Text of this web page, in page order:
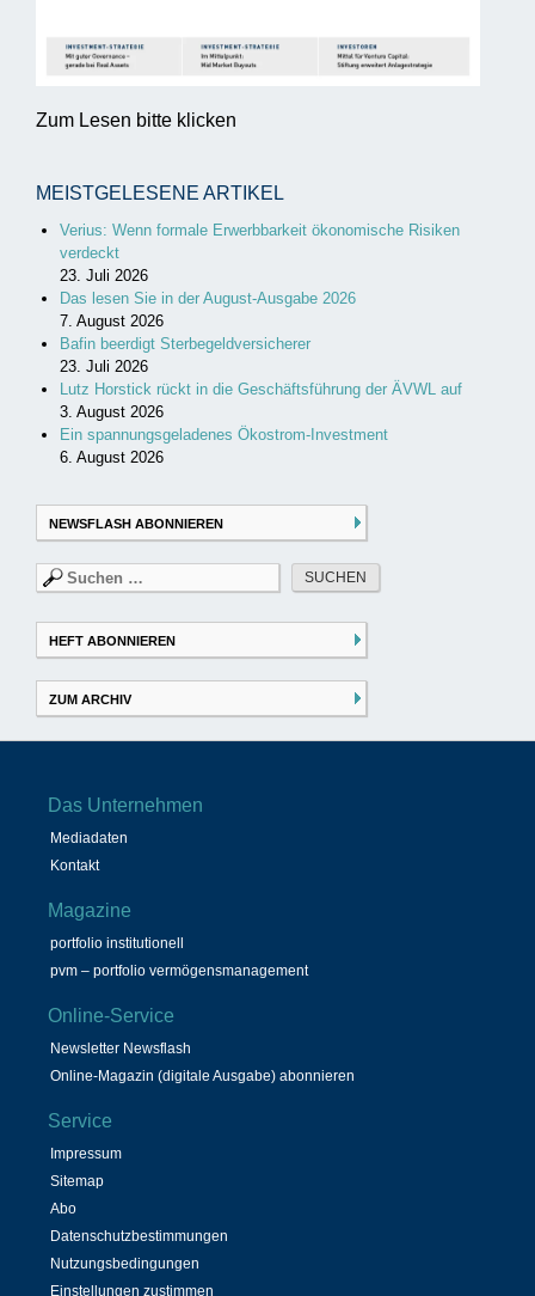
Zum Lesen bitte klicken
MEISTGELESENE ARTIKEL
Verius: Wenn formale Erwerbbarkeit ökonomische Risiken
verdeckt
23. Juli 2026
Das lesen Sie in der August-Ausgabe 2026
7. August 2026
Bafin beerdigt Sterbegeldversicherer
23. Juli 2026
Lutz Horstick rückt in die Geschäftsführung der ÄVWL auf
3. August 2026
Ein spannungsgeladenes Ökostrom-Investment
6. August 2026
NEWSFLASH ABONNIEREN
Suchen
nach:
HEFT ABONNIEREN
ZUM ARCHIV
Das Unternehmen
Mediadaten
Kontakt
Magazine
portfolio institutionell
pvm – portfolio vermögensmanagement
Online-Service
Newsletter Newsflash
Online-Magazin (digitale Ausgabe) abonnieren
Service
Impressum
Sitemap
Abo
Datenschutzbestimmungen
Nutzungsbedingungen
Einstellungen zustimmen